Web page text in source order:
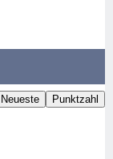
Neueste Punktzahl